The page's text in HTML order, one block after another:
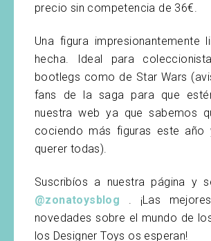
precio sin competencia de 36€.
Una figura impresionantemente
hecha. Ideal para
bootlegs como de Star Wars
fans de la saga para que
nuestra web ya que sabemos
cociendo más figuras este
querer todas).
Suscribíos a nuestra página y
@zonatoysblog . ¡Las
novedades sobre el mundo de
los Designer Toys os esperan!